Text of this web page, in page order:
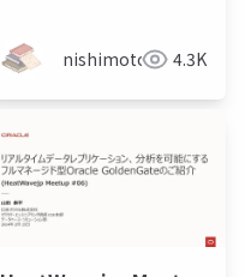
nishimoto 4.3K